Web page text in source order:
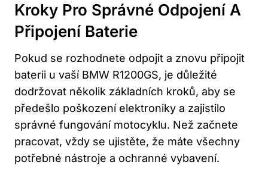
Kroky Pro Správné Odpojení A
Připojení Baterie
Pokud se rozhodnete odpojit a znovu připojit
baterii u vaší BMW R1200GS, je důležité
dodržovat několik základních kroků, aby se
předešlo poškození elektroniky a zajistilo
správné fungování motocyklu. Než začnete
pracovat, vždy se ujistěte, že máte všechny
potřebné nástroje a ochranné vybavení.